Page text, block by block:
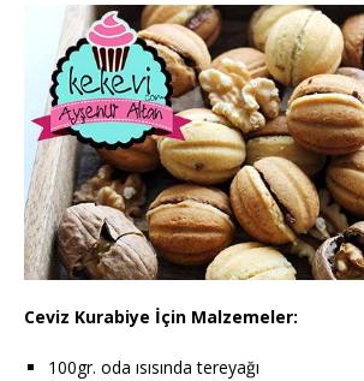
Ceviz Kurabiye İçin Malzemeler:
100gr. oda ısısında tereyağı